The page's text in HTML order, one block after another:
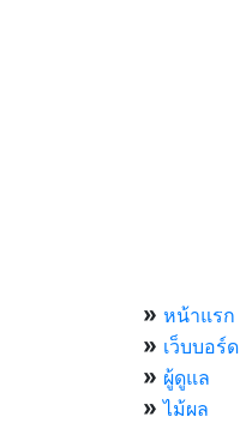
» หน้าแรก
» เว็บบอร์ด
» ผู้ดูแล
» ไม้ผล